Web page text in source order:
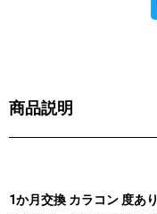
商品説明
1か月交換 カラコン 度あり